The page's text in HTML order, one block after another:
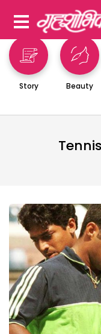
Story Beauty